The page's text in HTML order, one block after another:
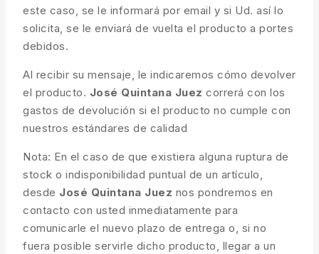
este caso, se le informará por email y si Ud. así lo
solicita, se le enviará de vuelta el producto a portes
debidos.
Al recibir su mensaje, le indicaremos cómo devolver
el producto. José Quintana Juez correrá con los
gastos de devolución si el producto no cumple con
nuestros estándares de calidad
Nota: En el caso de que existiera alguna ruptura de
stock o indisponibilidad puntual de un artículo,
desde José Quintana Juez nos pondremos en
contacto con usted inmediatamente para
comunicarle el nuevo plazo de entrega o, si no
fuera posible servirle dicho producto, llegar a un